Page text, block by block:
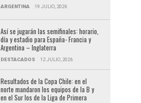
ARGENTINA 19 JULIO, 2026
Así se jugarán las semifinales: horario,
día y estadio para España- Francia y
Argentina – Inglaterra
DESTACADOS 12 JULIO, 2026
Resultados de la Copa Chile: en el
norte mandaron los equipos de la B y
en el Sur los de la Liga de Primera